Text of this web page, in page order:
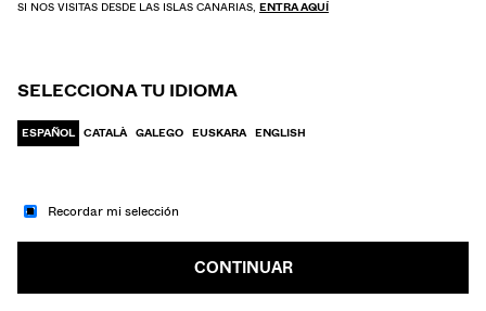
HOMBRE
SI NOS VISITAS DESDE LAS ISLAS CANARIAS, ENTRA AQUÍ
SELECCIONA TU IDIOMA
ESPAÑOL CATALÀ GALEGO EUSKARA ENGLISH
Recordar mi selección
CONTINUAR